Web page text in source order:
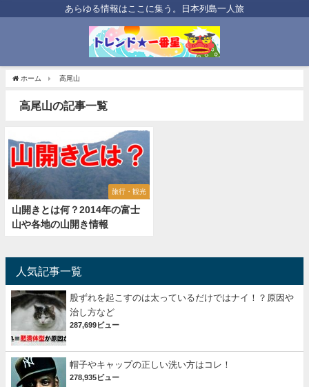
あらゆる情報はここに集う。日本列島一人旅
ホーム 高尾山
高尾山の記事一覧
旅行・観光
山開きとは何？2014年の富士
山や各地の山開き情報
人気記事一覧
股ずれを起こすのは太っているだけではナイ！？原因や
治し方など
287,699ビュー
帽子やキャップの正しい洗い方はコレ！
278,935ビュー